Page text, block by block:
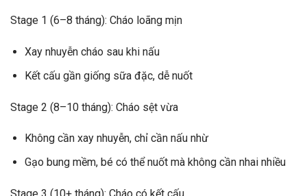
Stage 1 (6–8 tháng): Cháo loãng mịn
Xay nhuyễn cháo sau khi nấu
Kết cấu gần giống sữa đặc, dễ nuốt
Stage 2 (8–10 tháng): Cháo sệt vừa
Không cần xay nhuyễn, chỉ cần nấu nhừ
Gạo bung mềm, bé có thể nuốt mà không cần nhai nhiều